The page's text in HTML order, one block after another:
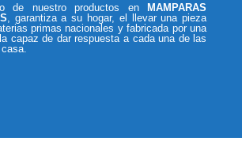
de nuestro productos en
MAMPARAS
, garantiza a su hogar, el llevar una pieza
primas nacionales y fabricada por una
capaz de dar respuesta a cada una de las